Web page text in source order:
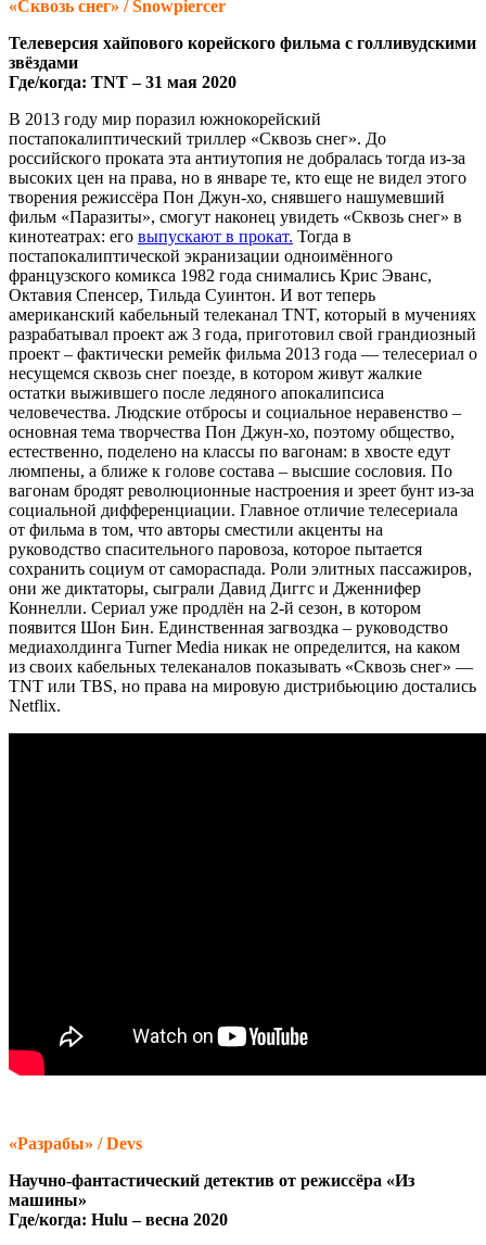
«Сквозь снег» / Snowpiercer
Телеверсия хайпового корейского фильма с голливудскими
звёздами
Где/когда: TNT – 31 мая 2020
В 2013 году мир поразил южнокорейский
постапокалиптический триллер «Сквозь снег». До
российского проката эта антиутопия не добралась тогда из-за
высоких цен на права, но в январе те, кто еще не видел этого
творения режиссёра Пон Джун-хо, снявшего нашумевший
фильм «Паразиты», смогут наконец увидеть «Сквозь снег» в
кинотеатрах: его выпускают в прокат. Тогда в
постапокалиптической экранизации одноимённого
французского комикса 1982 года снимались Крис Эванс,
Октавия Спенсер, Тильда Суинтон. И вот теперь
американский кабельный телеканал TNT, который в мучениях
разрабатывал проект аж 3 года, приготовил свой грандиозный
проект – фактически ремейк фильма 2013 года — телесериал о
несущемся сквозь снег поезде, в котором живут жалкие
остатки выжившего после ледяного апокалипсиса
человечества. Людские отбросы и социальное неравенство –
основная тема творчества Пон Джун-хо, поэтому общество,
естественно, поделено на классы по вагонам: в хвосте едут
люмпены, а ближе к голове состава – высшие сословия. По
вагонам бродят революционные настроения и зреет бунт из-за
социальной дифференциации. Главное отличие телесериала
от фильма в том, что авторы сместили акценты на
руководство спасительного паровоза, которое пытается
сохранить социум от самораспада. Роли элитных пассажиров,
они же диктаторы, сыграли Давид Диггс и Дженнифер
Коннелли. Сериал уже продлён на 2-й сезон, в котором
появится Шон Бин. Единственная загвоздка – руководство
медиахолдинга Turner Media никак не определится, на каком
из своих кабельных телеканалов показывать «Сквозь снег» —
TNT или TBS, но права на мировую дистрибьюцию достались
Netflix.
«Разрабы» / Devs
Научно-фантастический детектив от режиссёра «Из
машины»
Где/когда: Hulu – весна 2020